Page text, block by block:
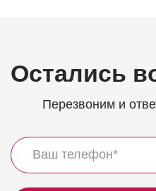
Остались
Перезвоним и